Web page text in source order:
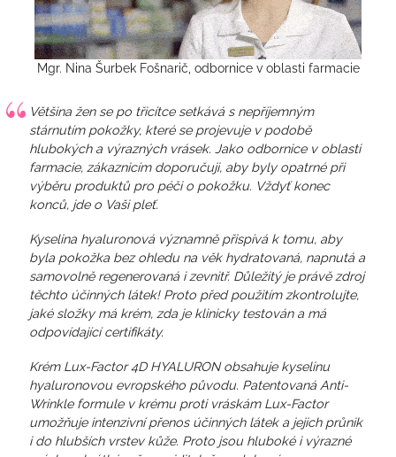
Mgr. Nina Šurbek Fošnarič, odbornice v oblasti farmacie
Většina žen se po třicítce setkává s nepříjemným
stárnutím pokožky, které se projevuje v podobě
hlubokých a výrazných vrásek. Jako odbornice v oblasti
farmacie, zákaznicím doporučuji, aby byly opatrné při
výběru produktů pro péči o pokožku. Vždyť konec
konců, jde o Vaši pleť.
Kyselina hyaluronová významně přispívá k tomu, aby
byla pokožka bez ohledu na věk hydratovaná, napnutá a
samovolně regenerovaná i zevnitř. Důležitý je právě zdroj
těchto účinných látek! Proto před použitím zkontrolujte,
jaké složky má krém, zda je klinicky testován a má
odpovídající certifikáty.
Krém Lux-Factor 4D HYALURON obsahuje kyselinu
hyaluronovou evropského původu. Patentovaná Anti-
Wrinkle formule v krému proti vráskám Lux-Factor
umožňuje intenzivní přenos účinných látek a jejich průnik
i do hlubších vrstev kůže. Proto jsou hluboké i výrazné